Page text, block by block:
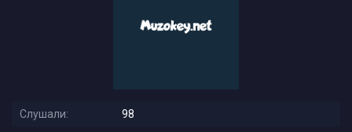
Слушали:
98